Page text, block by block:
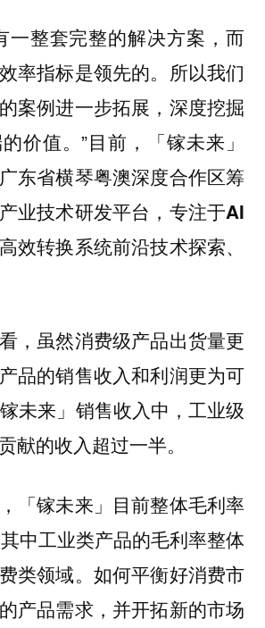
一整套完整的解决方案，而
率指标是领先的。所以我们
案例进一步拓展，深度挖掘
价值。”目前，「镓未来」
东省横琴粤澳深度合作区筹
业技术研发平台，专注于AI
效转换系统前沿技术探索、
，虽然消费级产品出货量更
品的销售收入和利润更为可
未来」销售收入中，工业级
献的收入超过一半。
「镓未来」目前整体毛利率
中工业类产品的毛利率整体
类领域。如何平衡好消费市
产品需求，并开拓新的市场